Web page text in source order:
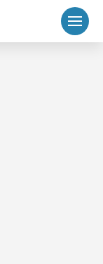
التجاوز
المحتوى